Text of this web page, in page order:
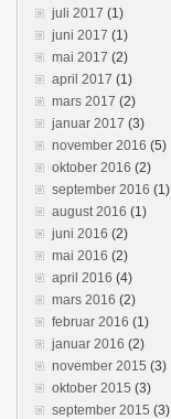
juli 2017 (1)
juni 2017 (1)
mai 2017 (2)
april 2017 (1)
mars 2017 (2)
januar 2017 (3)
november 2016 (5)
oktober 2016 (2)
september 2016 (1)
august 2016 (1)
juni 2016 (2)
mai 2016 (2)
april 2016 (4)
mars 2016 (2)
februar 2016 (1)
januar 2016 (2)
november 2015 (3)
oktober 2015 (3)
september 2015 (3)